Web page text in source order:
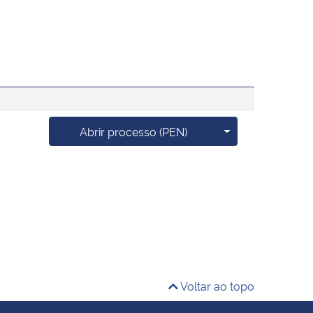
Abrir processo (PEN) Mais opções
Voltar ao topo